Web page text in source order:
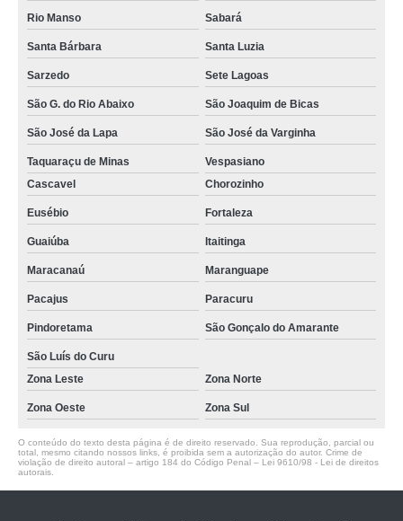
Rio Manso Sabará
Santa Bárbara Santa Luzia
Sarzedo Sete Lagoas
São G. do Rio Abaixo São Joaquim de Bicas
São José da Lapa São José da Varginha
Taquaraçu de Minas
Vespasiano
Cascavel
Chorozinho
Eusébio Fortaleza
Guaiúba Itaitinga
Maracanaú Maranguape
Pacajus Paracuru
Pindoretama São Gonçalo do Amarante
São Luís do Curu
Zona Leste
Zona Norte
Zona Oeste Zona Sul
O conteúdo do texto desta página é de direito reservado. Sua reprodução, parcial ou
total, mesmo citando nossos links, é proibida sem a autorização do autor. Crime de
violação de direito autoral – artigo 184 do Código Penal – Lei 9610/98 - Lei de direitos
autorais